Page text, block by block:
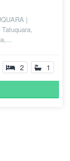
|
2 1